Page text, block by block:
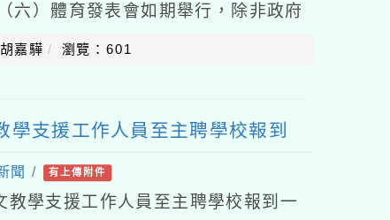
六）體育發表會如期舉行，除非政府
，以雨天備案進行。4.佳格員工停車
嘉驊 瀏覽：601
學支援工作人員至主聘學校報到
聞 / 有上傳附件
學支援工作人員至主聘學校報到一